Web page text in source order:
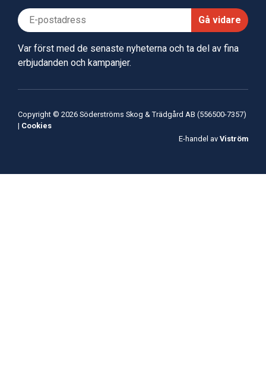
Gå vidare
Var först med de senaste nyheterna och ta del av fina
erbjudanden och kampanjer.
Copyright © 2026 Söderströms Skog & Trädgård AB (556500-7357)
| Cookies
E-handel av Viström